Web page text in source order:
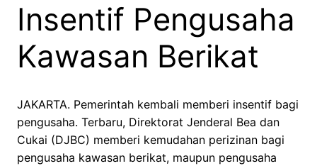
Insentif Pengusaha
Kawasan Berikat
JAKARTA. Pemerintah kembali memberi insentif bagi
pengusaha. Terbaru, Direktorat Jenderal Bea dan
Cukai (DJBC) memberi kemudahan perizinan bagi
pengusaha kawasan berikat, maupun pengusaha